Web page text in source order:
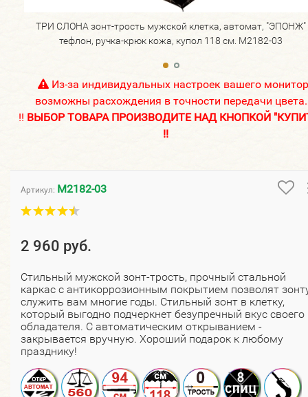
ТРИ СЛОНА зонт-трость мужской клетка, автомат, "ЭПОНЖ"
тефлон, ручка-крюк кожа, купол 118 см. M2182-03
Из-за индивидуальных настроек вашего
возможны расхождения в точности передачи цвета.
!! ВЫБОР ТОВАРА ПРОИЗВОДИТЕ НАД КНОПКОЙ
!!
Артикул: M2182-03
2 960 руб.
Стильный мужской зонт-трость, прочный стальной
каркас с антикоррозионным покрытием позволят
служить вам многие годы. Стильный зонт в клетку,
который выгодно подчеркнет безупречный вкус своего
обладателя. С автоматическим открыванием -
закрывается вручную. Хороший подарок к любому
празднику!